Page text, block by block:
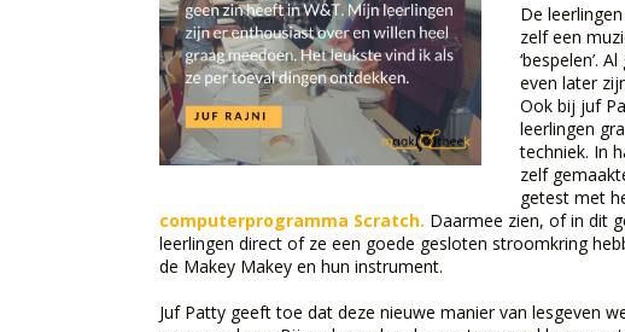
De
zelf een
‘bespelen’.
even later
Ook bij juf
leerlingen
techniek. In
zelf
getest met
computerprogramma Scratch. Daarmee zien, of in dit
leerlingen direct of ze een goede gesloten stroomkring
de Makey Makey en hun instrument.
Juf Patty geeft toe dat deze nieuwe manier van lesgeven